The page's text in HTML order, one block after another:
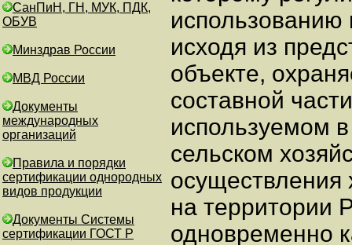
СанПиН, ГН, МУК, ПДК,
ОБУВ
Минздрав России
МВД России
Документы
международных
организаций
Правила и порядки
сертификации однородных
видов продукции
Документы Системы
сертификации ГОСТ Р